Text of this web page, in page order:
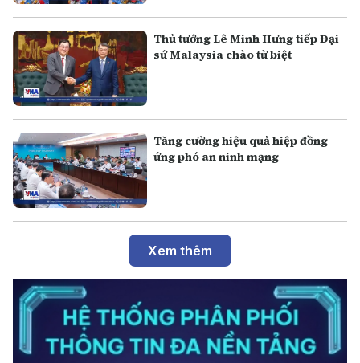
Thủ tướng Lê Minh Hưng tiếp Đại
sứ Malaysia chào từ biệt
Tăng cường hiệu quả hiệp đồng
ứng phó an ninh mạng
Xem thêm